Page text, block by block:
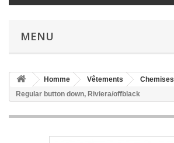
MENU
Homme Vêtements Chemises
Regular button down, Riviera/offblack